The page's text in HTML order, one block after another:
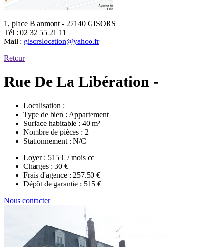
1, place Blanmont - 27140 GISORS
Tél : 02 32 55 21 11
Mail : gisorslocation@yahoo.fr
Retour
Rue De La Libération -
Localisation :
Type de bien : Appartement
Surface habitable : 40 m²
Nombre de pièces : 2
Stationnement : N/C
Loyer : 515 € / mois cc
Charges : 30 €
Frais d'agence : 257.50 €
Dépôt de garantie : 515 €
Nous contacter